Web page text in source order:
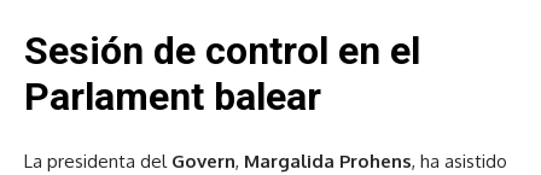
Sesión de control en el
Parlament balear
La presidenta del Govern, Margalida Prohens, ha asistido